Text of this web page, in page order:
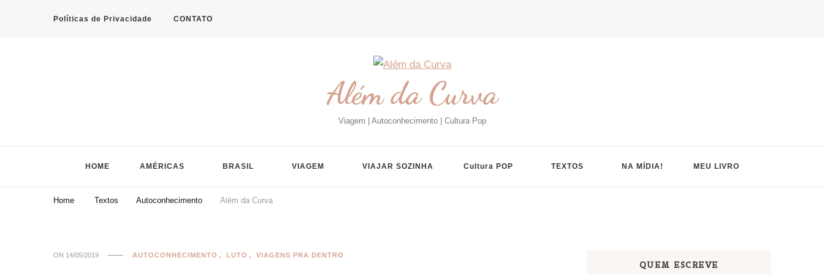
Políticas de Privacidade CONTATO
Além da Curva
Viagem | Autoconhecimento | Cultura Pop
HOME AMÉRICAS BRASIL VIAGEM VIAJAR SOZINHA Cultura POP TEXTOS NA MÍDIA! MEU LIVRO
Home Textos Autoconhecimento Além da Curva
ON 14/05/2019 AUTOCONHECIMENTO LUTO VIAGENS PRA DENTRO
QUEM ESCREVE